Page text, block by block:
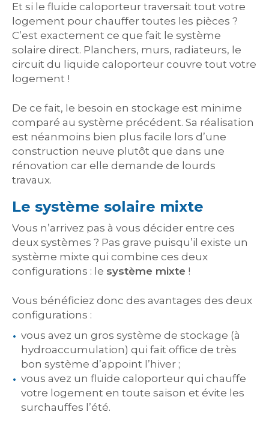
Et si le fluide caloporteur traversait tout votre
logement pour chauffer toutes les pièces ?
C’est exactement ce que fait le système
solaire direct. Planchers, murs, radiateurs, le
circuit du liquide caloporteur couvre tout votre
logement !
De ce fait, le besoin en stockage est minime
comparé au système précédent. Sa réalisation
est néanmoins bien plus facile lors d’une
construction neuve plutôt que dans une
rénovation car elle demande de lourds
travaux.
Le système solaire mixte
Vous n’arrivez pas à vous décider entre ces
deux systèmes ? Pas grave puisqu’il existe un
système mixte qui combine ces deux
configurations : le système mixte !
Vous bénéficiez donc des avantages des deux
configurations :
vous avez un gros système de stockage (à
hydroaccumulation) qui fait office de très
bon système d’appoint l’hiver ;
vous avez un fluide caloporteur qui chauffe
votre logement en toute saison et évite les
surchauffes l’été.